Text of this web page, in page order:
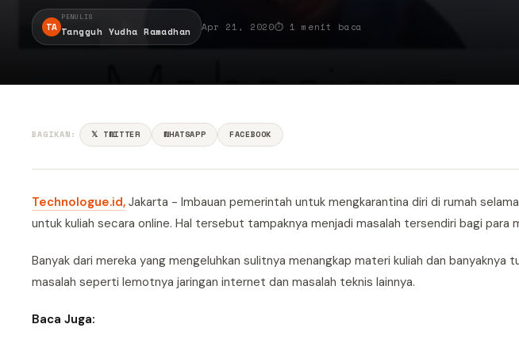
TA
PENULIS
Tangguh Yudha Ramadhan Apr 21, 2020⏱ 1 menit baca
BAGIKAN: 𝕏 TWITTER WHATSAPP FACEBOOK
Technologue.id, Jakarta - Imbauan pemerintah untuk mengkarantina diri di rumah
untuk kuliah secara online. Hal tersebut tampaknya menjadi masalah tersendiri bagi para
Banyak dari mereka yang mengeluhkan sulitnya menangkap materi kuliah dan banyaknya
masalah seperti lemotnya jaringan internet dan masalah teknis lainnya.
Baca Juga: